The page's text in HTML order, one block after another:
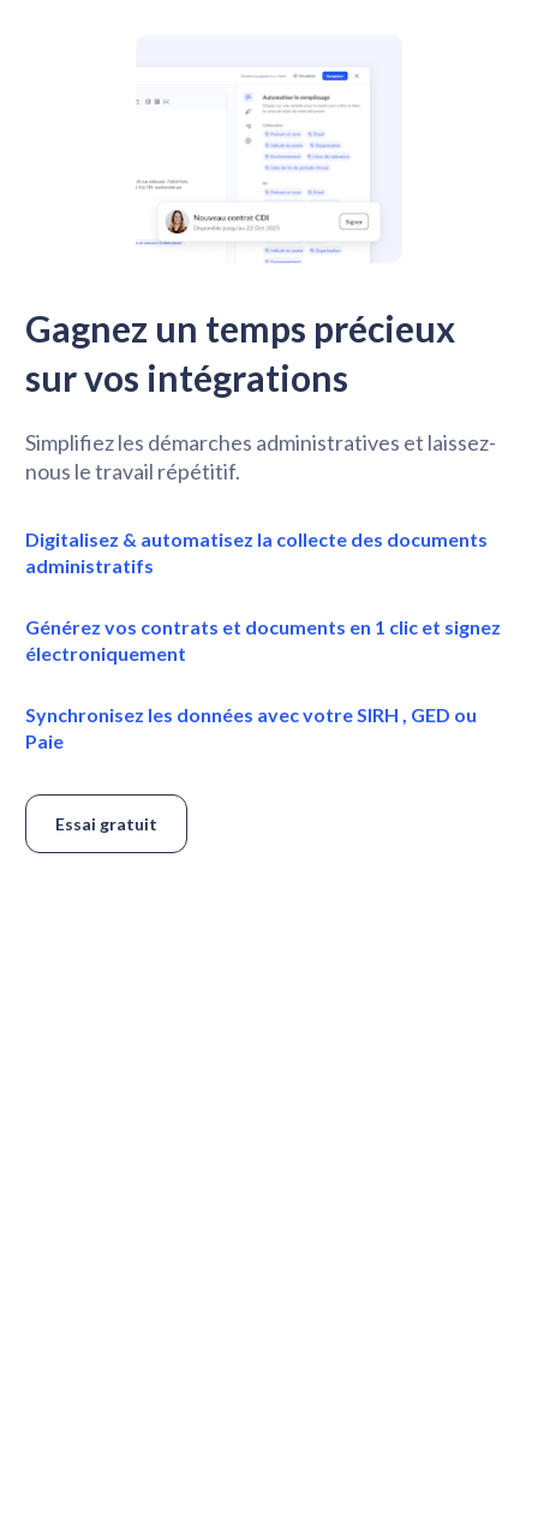
Gagnez un temps précieux
sur vos intégrations
Simplifiez les démarches administratives et laissez-
nous le travail répétitif.
Digitalisez & automatisez la collecte des documents
administratifs
Générez vos contrats et documents en 1 clic et signez
électroniquement
Synchronisez les données avec votre SIRH , GED ou
Paie
Essai gratuit